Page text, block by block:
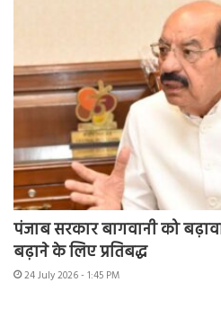
पंजाब सरकार बागवानी को
बढ़ाने के लिए प्रतिबद्ध
24 July 2026 - 1:45 PM